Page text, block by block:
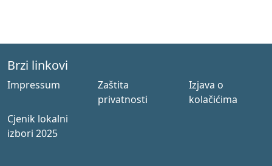
Brzi linkovi
Impressum
Zaštita
privatnosti
Izjava o
kolačićima
Cjenik lokalni
izbori 2025